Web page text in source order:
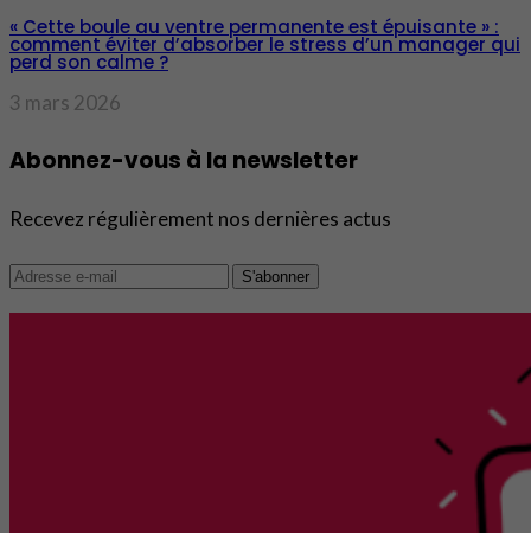
« Cette boule au ventre permanente est épuisante » :
comment éviter d’absorber le stress d’un manager qui
perd son calme ?
3 mars 2026
Abonnez-vous à la newsletter
Recevez régulièrement nos dernières actus
S'abonner